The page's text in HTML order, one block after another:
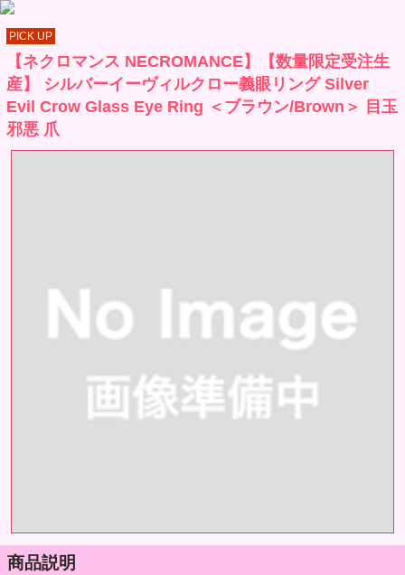
PICK UP
【ネクロマンス NECROMANCE】【数量限定受注生
産】 シルバーイーヴィルクロー義眼リング Silver
Evil Crow Glass Eye Ring ＜ブラウン/Brown＞ 目玉
邪悪 爪
商品説明